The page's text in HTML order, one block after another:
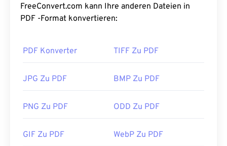
Beliebtheit von PDF liegt darin, dass die
ursprüngliche Dokumentformatierung erhalten
Adobe hat den PDF-Standard entwickelt und ist
Reader auf dem Markt. Die Nutzung ist völlig in
FreeConvert.com kann Ihre anderen Dateien in
PDF -Format konvertieren:
PDF Konverter TIFF Zu PDF
JPG Zu PDF BMP Zu PDF
PNG Zu PDF ODD Zu PDF
GIF Zu PDF WebP Zu PDF